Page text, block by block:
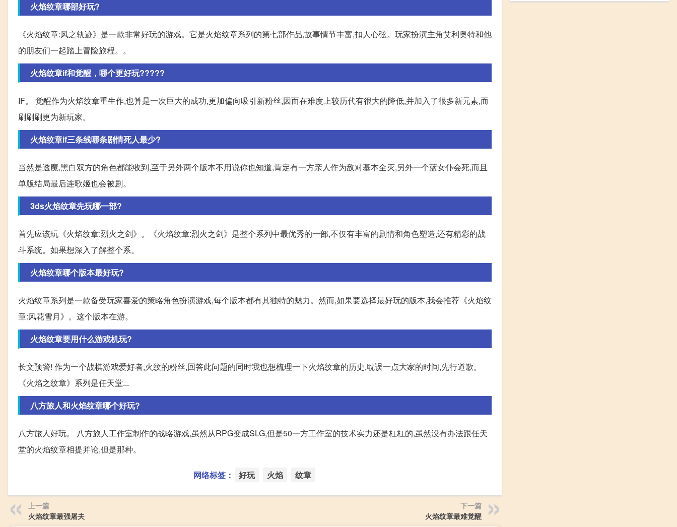
火焰纹章哪部好玩?
《火焰纹章:风之轨迹》是一款非常好玩的游戏。它是火焰纹章系列的第七部作品,故事情节丰富,扣人心弦。玩家扮演主角艾利奥特和他
的朋友们一起踏上冒险旅程。。
火焰纹章if和觉醒，哪个更好玩?????
IF。 觉醒作为火焰纹章重生作,也算是一次巨大的成功,更加偏向吸引新粉丝,因而在难度上较历代有很大的降低,并加入了很多新元素,而
刷刷刷更为新玩家。
火焰纹章if三条线哪条剧情死人最少?
当然是透魔,黑白双方的角色都能收到,至于另外两个版本不用说你也知道,肯定有一方亲人作为敌对基本全灭,另外一个蓝女仆会死,而且
单版结局最后连歌姬也会被剧。
3ds火焰纹章先玩哪一部?
首先应该玩《火焰纹章:烈火之剑》。《火焰纹章:烈火之剑》是整个系列中最优秀的一部,不仅有丰富的剧情和角色塑造,还有精彩的战
斗系统。如果想深入了解整个系。
火焰纹章哪个版本最好玩?
火焰纹章系列是一款备受玩家喜爱的策略角色扮演游戏,每个版本都有其独特的魅力。然而,如果要选择最好玩的版本,我会推荐《火焰纹
章:风花雪月》。这个版本在游。
火焰纹章要用什么游戏机玩?
长文预警! 作为一个战棋游戏爱好者,火纹的粉丝,回答此问题的同时我也想梳理一下火焰纹章的历史,耽误一点大家的时间,先行道歉。
《火焰之纹章》系列是任天堂...
八方旅人和火焰纹章哪个好玩?
八方旅人好玩。 八方旅人工作室制作的战略游戏,虽然从RPG变成SLG,但是50一方工作室的技术实力还是杠杠的,虽然没有办法跟任天
堂的火焰纹章相提并论,但是那种。
网络标签： 好玩 火焰 纹章
上一篇
火焰纹章最强屠夫
下一篇
火焰纹章最难觉醒